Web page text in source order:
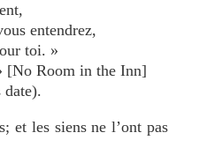
entendrez,
toi. »
[No Room in the Inn]
et les siens ne l’ont pas